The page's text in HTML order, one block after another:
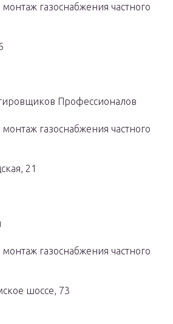
газоснабжения частного
Профессионалов
газоснабжения частного
21
газоснабжения частного
шоссе, 73